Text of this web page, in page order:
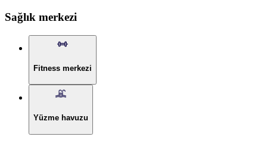
Sağlık merkezi
Fitness merkezi
Yüzme havuzu